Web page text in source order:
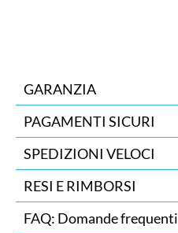
GARANZIA
PAGAMENTI SICURI
SPEDIZIONI VELOCI
RESI E RIMBORSI
FAQ: Domande frequenti